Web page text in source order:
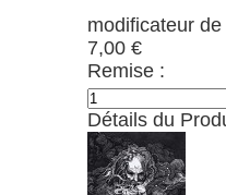
modificateur
7,00 €
Remise :
Détails du